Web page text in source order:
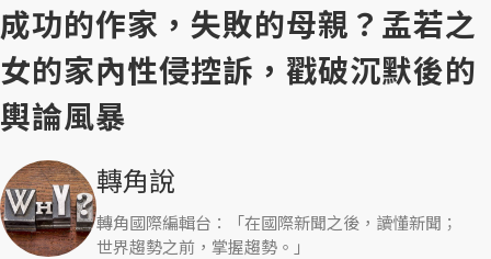
成功的作家，失敗的母親？孟若之
女的家內性侵控訴，戳破沉默後的
輿論風暴
轉角說
轉角國際編輯台：「在國際新聞之後，讀懂新聞；
世界趨勢之前，掌握趨勢。」